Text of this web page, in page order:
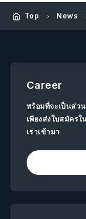
Top News
Career
พร้อมที่จะเป็นส่ว
เพียงส่งใบสมัคร
เราเข้ามา